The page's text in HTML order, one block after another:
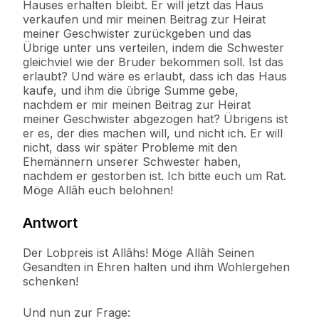
Hauses erhalten bleibt. Er will jetzt das Haus
verkaufen und mir meinen Beitrag zur Heirat
meiner Geschwister zurückgeben und das
Übrige unter uns verteilen, indem die Schwester
gleichviel wie der Bruder bekommen soll. Ist das
erlaubt? Und wäre es erlaubt, dass ich das Haus
kaufe, und ihm die übrige Summe gebe,
nachdem er mir meinen Beitrag zur Heirat
meiner Geschwister abgezogen hat? Übrigens ist
er es, der dies machen will, und nicht ich. Er will
nicht, dass wir später Probleme mit den
Ehemännern unserer Schwester haben,
nachdem er gestorben ist. Ich bitte euch um Rat.
Möge Allâh euch belohnen!
Antwort
Der Lobpreis ist Allâhs! Möge Allâh Seinen
Gesandten in Ehren halten und ihm Wohlergehen
schenken!
Und nun zur Frage: